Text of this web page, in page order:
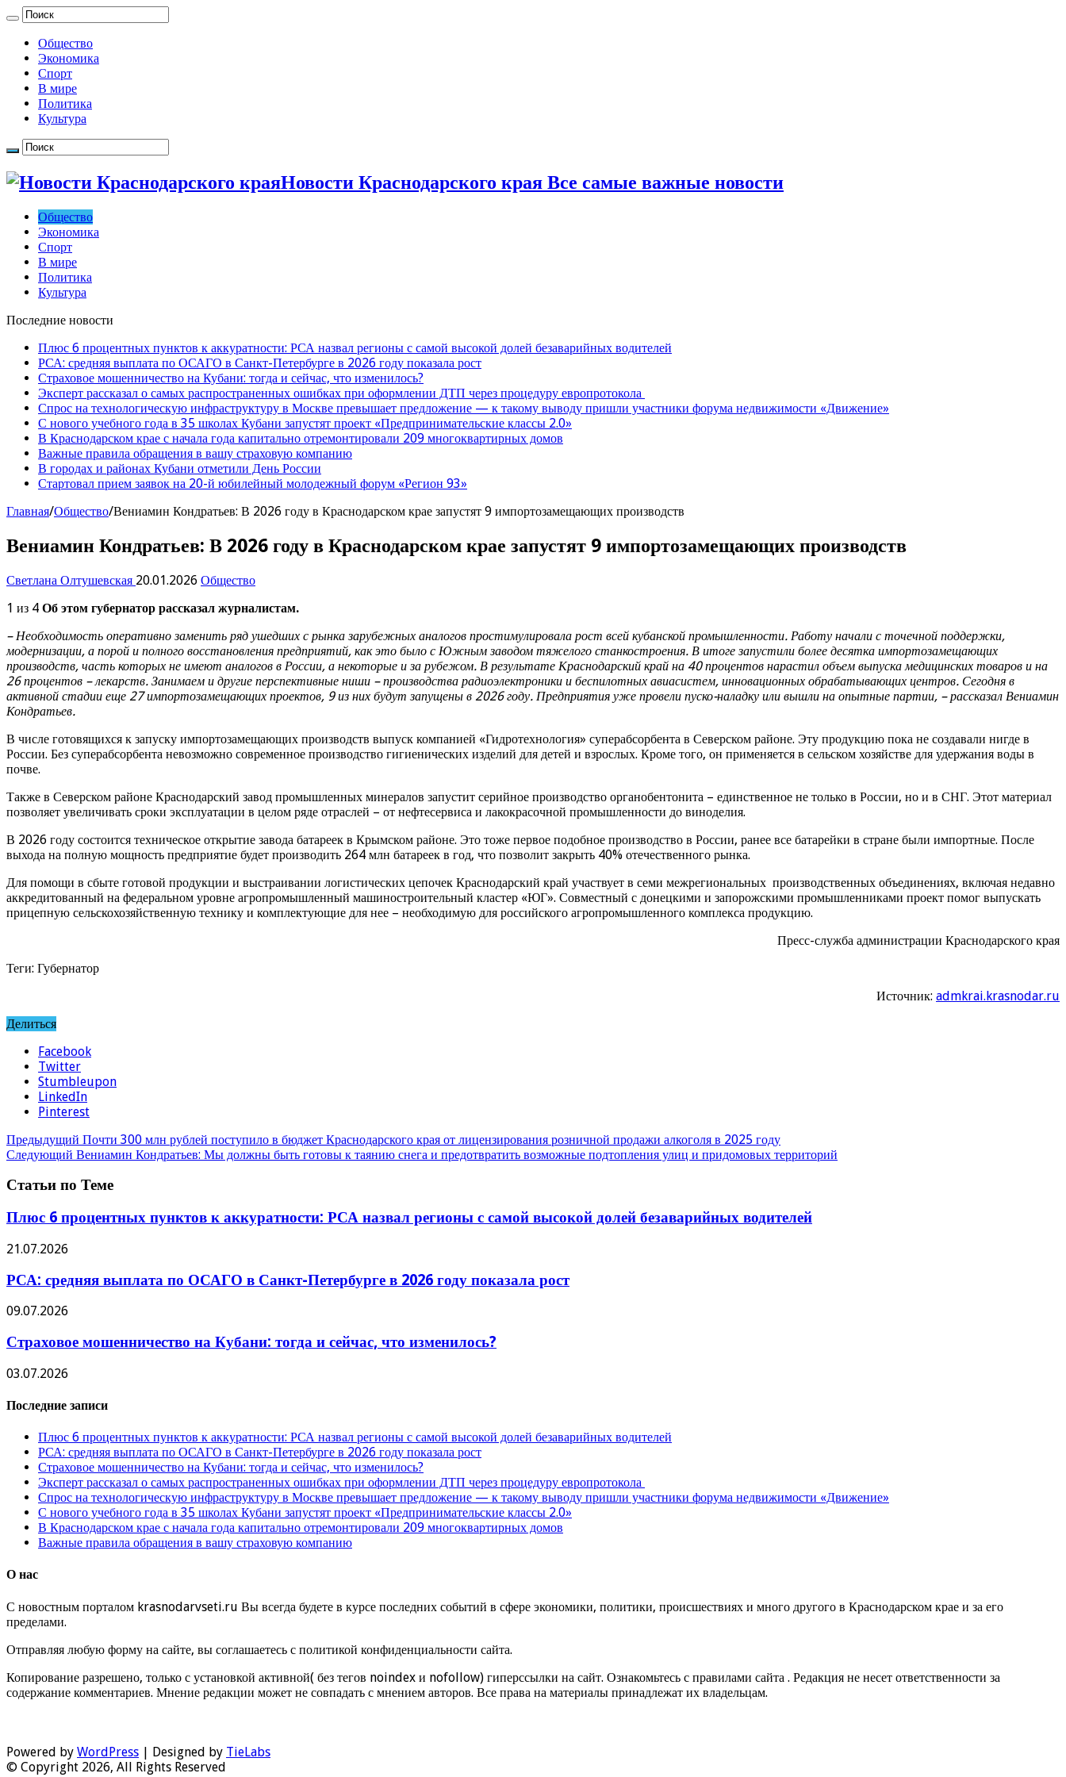
Общество
Экономика
Спорт
В мире
Политика
Культура
Новости Краснодарского края Все самые важные новости
Общество
Экономика
Спорт
В мире
Политика
Культура
Последние новости
Плюс 6 процентных пунктов к аккуратности: РСА назвал регионы с самой высокой долей безаварийных водителей
РСА: средняя выплата по ОСАГО в Санкт-Петербурге в 2026 году показала рост
Страховое мошенничество на Кубани: тогда и сейчас, что изменилось?
Эксперт рассказал о самых распространенных ошибках при оформлении ДТП через процедуру европротокола
Спрос на технологическую инфраструктуру в Москве превышает предложение — к такому выводу пришли участники форума недвижимости «Движение»
С нового учебного года в 35 школах Кубани запустят проект «Предпринимательские классы 2.0»
В Краснодарском крае с начала года капитально отремонтировали 209 многоквартирных домов
Важные правила обращения в вашу страховую компанию
В городах и районах Кубани отметили День России
Стартовал прием заявок на 20-й юбилейный молодежный форум «Регион 93»
Главная/Общество/Вениамин Кондратьев: В 2026 году в Краснодарском крае запустят 9 импортозамещающих производств
Вениамин Кондратьев: В 2026 году в Краснодарском крае запустят 9 импортозамещающих производств
Светлана Олтушевская 20.01.2026 Общество
1 из 4 Об этом губернатор рассказал журналистам.
– Необходимость оперативно заменить ряд ушедших с рынка зарубежных аналогов простимулировала рост всей кубанской промышленности. Работу начали с точечной поддержки,
модернизации, а порой и полного восстановления предприятий, как это было с Южным заводом тяжелого станкостроения. В итоге запустили более десятка импортозамещающих
производств, часть которых не имеют аналогов в России, а некоторые и за рубежом. В результате Краснодарский край на 40 процентов нарастил объем выпуска медицинских товаров и на
26 процентов – лекарств. Занимаем и другие перспективные ниши – производства радиоэлектроники и беспилотных авиасистем, инновационных обрабатывающих центров. Сегодня в
активной стадии еще 27 импортозамещающих проектов, 9 из них будут запущены в 2026 году. Предприятия уже провели пуско-наладку или вышли на опытные партии, – рассказал Вениамин
Кондратьев.
В числе готовящихся к запуску импортозамещающих производств выпуск компанией «Гидротехнология» суперабсорбента в Северском районе. Эту продукцию пока не создавали нигде в
России. Без суперабсорбента невозможно современное производство гигиенических изделий для детей и взрослых. Кроме того, он применяется в сельском хозяйстве для удержания воды в
почве.
Также в Северском районе Краснодарский завод промышленных минералов запустит серийное производство органобентонита – единственное не только в России, но и в СНГ. Этот материал
позволяет увеличивать сроки эксплуатации в целом ряде отраслей – от нефтесервиса и лакокрасочной промышленности до виноделия.
В 2026 году состоится техническое открытие завода батареек в Крымском районе. Это тоже первое подобное производство в России, ранее все батарейки в стране были импортные. После
выхода на полную мощность предприятие будет производить 264 млн батареек в год, что позволит закрыть 40% отечественного рынка.
Для помощи в сбыте готовой продукции и выстраивании логистических цепочек Краснодарский край участвует в семи межрегиональных производственных объединениях, включая недавно
аккредитованный на федеральном уровне агропромышленный машиностроительный кластер «ЮГ». Совместный с донецкими и запорожскими промышленниками проект помог выпускать
прицепную сельскохозяйственную технику и комплектующие для нее – необходимую для российского агропромышленного комплекса продукцию.
Пресс-служба администрации Краснодарского края
Теги: Губернатор
Источник: admkrai.krasnodar.ru
Делиться
Facebook
Twitter
Stumbleupon
LinkedIn
Pinterest
Предыдущий Почти 300 млн рублей поступило в бюджет Краснодарского края от лицензирования розничной продажи алкоголя в 2025 году
Следующий Вениамин Кондратьев: Мы должны быть готовы к таянию снега и предотвратить возможные подтопления улиц и придомовых территорий
Статьи по Теме
Плюс 6 процентных пунктов к аккуратности: РСА назвал регионы с самой высокой долей безаварийных водителей
21.07.2026
РСА: средняя выплата по ОСАГО в Санкт-Петербурге в 2026 году показала рост
09.07.2026
Страховое мошенничество на Кубани: тогда и сейчас, что изменилось?
03.07.2026
Последние записи
Плюс 6 процентных пунктов к аккуратности: РСА назвал регионы с самой высокой долей безаварийных водителей
РСА: средняя выплата по ОСАГО в Санкт-Петербурге в 2026 году показала рост
Страховое мошенничество на Кубани: тогда и сейчас, что изменилось?
Эксперт рассказал о самых распространенных ошибках при оформлении ДТП через процедуру европротокола
Спрос на технологическую инфраструктуру в Москве превышает предложение — к такому выводу пришли участники форума недвижимости «Движение»
С нового учебного года в 35 школах Кубани запустят проект «Предпринимательские классы 2.0»
В Краснодарском крае с начала года капитально отремонтировали 209 многоквартирных домов
Важные правила обращения в вашу страховую компанию
О нас
С новостным порталом krasnodarvseti.ru Вы всегда будете в курсе последних событий в сфере экономики, политики, происшествиях и много другого в Краснодарском крае и за его
пределами.
Отправляя любую форму на сайте, вы соглашаетесь с политикой конфиденциальности сайта.
Копирование разрешено, только с установкой активной( без тегов noindex и nofollow) гиперссылки на сайт. Ознакомьтесь с правилами сайта . Редакция не несет ответственности за
содержание комментариев. Мнение редакции может не совпадать с мнением авторов. Все права на материалы принадлежат их владельцам.
Powered by WordPress | Designed by TieLabs
© Copyright 2026, All Rights Reserved